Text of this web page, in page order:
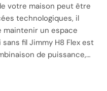
votre maison peut être
technologiques, il
maintenir un espace
fil Jimmy H8 Flex est
de puissance,…